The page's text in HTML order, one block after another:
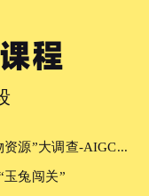
程
源”大调查-AIGC助力
兔闯关”